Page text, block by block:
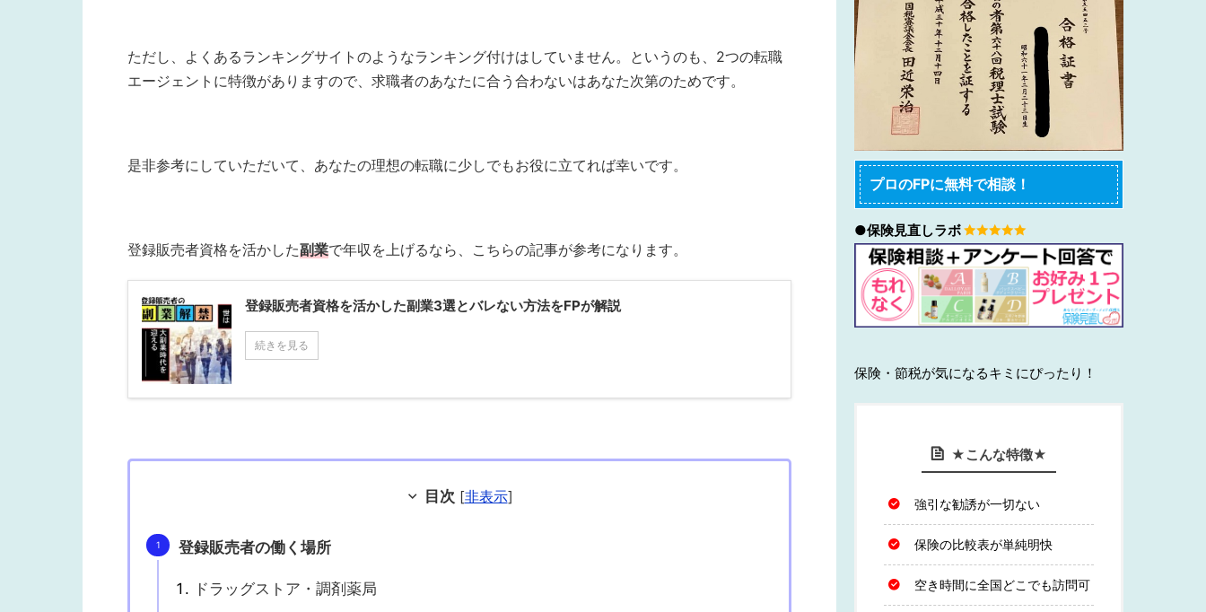
ただし、よくあるランキングサイトのようなランキング付けはしていません。というのも、2つの転職
エージェントに特徴がありますので、求職者のあなたに合う合わないはあなた次第のためです。
是非参考にしていただいて、あなたの理想の転職に少しでもお役に立てれば幸いです。
登録販売者資格を活かした副業で年収を上げるなら、こちらの記事が参考になります。
登録販売者資格を活かした副業3選とバレない方法をFPが解説
続きを見る
目次 [非表示]
登録販売者の働く場所
ドラッグストア・調剤薬局
プロのFPに無料で相談！
●保険見直しラボ
保険・節税が気になるキミにぴったり！
★こんな特徴★
強引な勧誘が一切ない
保険の比較表が単純明快
空き時間に全国どこでも訪問可